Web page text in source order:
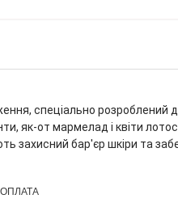
спеціально
як-от мармелад і квіти
захисний бар'єр шкіри та